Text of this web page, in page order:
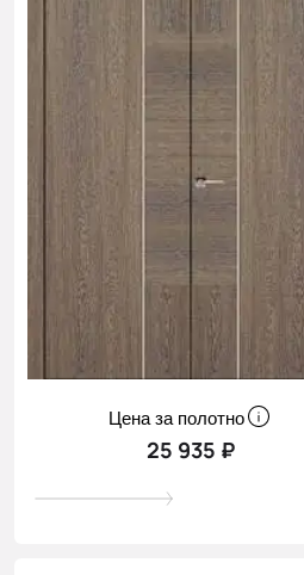
Цена за полотно
25 935 ₽